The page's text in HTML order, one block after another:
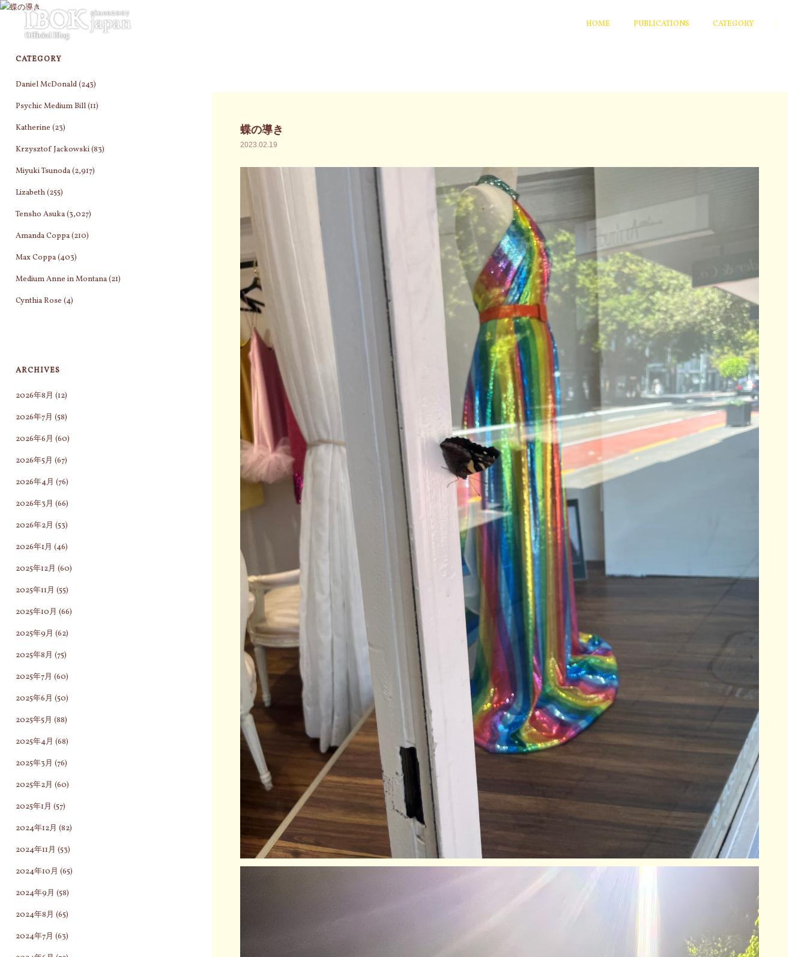
コ
HOME PUBLICATIONS CATEGORY
蝶の導き
2023.02.19
CATEGORY
Daniel McDonald(243)
Psychic Medium Bill(11)
Katherine (23)
Krzysztof Jackowski(83)
Miyuki Tsunoda(2,917)
Lizabeth(255)
Tensho Asuka(3,027)
Amanda Coppa(210)
Max Coppa(403)
Medium Anne in Montana(21)
Cynthia Rose (4)
ARCHIVES
2026年8月 (12)
2026年7月 (58)
2026年6月 (60)
2026年5月 (67)
2026年4月 (76)
2026年3月 (66)
2026年2月 (53)
2026年1月 (46)
2025年12月 (60)
2025年11月 (55)
2025年10月 (66)
2025年9月 (62)
2025年8月 (75)
2025年7月 (60)
2025年6月 (50)
2025年5月 (88)
2025年4月 (68)
2025年3月 (76)
2025年2月 (60)
2025年1月 (57)
2024年12月 (82)
2024年11月 (53)
2024年10月 (65)
2024年9月 (58)
2024年8月 (65)
2024年7月 (63)